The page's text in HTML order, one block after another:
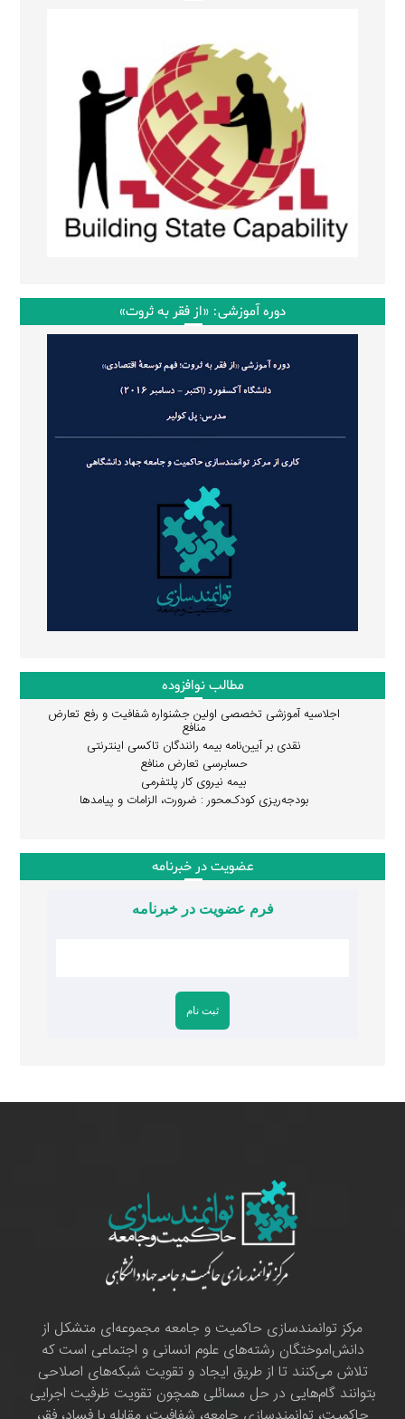
دوره آموزشی: «از فقر به ثروت»
مطالب نوافزوده
اجلاسیه آموزشی تخصصی اولین جشنواره شفافیت و رفع تعارض
منافع
نقدی بر آیین‌نامه بیمه رانندگان تاکسی اینترنتی
حسابرسی تعارض منافع
بیمه نیروی کار پلتفرمی
بودجه‌ریزی کودک‌محور : ضرورت، الزامات و پیامدها
عضویت در خبرنامه
فرم عضویت در خبرنامه
مرکز توانمندسازی حاکمیت و جامعه مجموعه‌ای متشکل از
دانش‌اموختگان رشته‌های علوم انسانی و اجتماعی است که
تلاش می‌کنند تا از طریق ایجاد و تقویت شبکه‌های اصلاحی
بتوانند گام‌هایی در حل مسائلی همچون تقویت ظرفیت اجرایی